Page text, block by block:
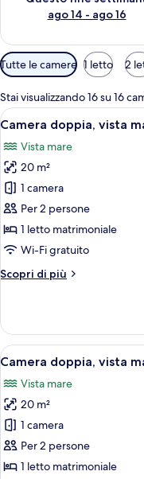
ago 14 - ago 16
Filtri
disponibili
per
le
camere
Tutte le camere 1 letto 2
Stai visualizzando 16 su 16
Apri
tutte
le
foto
per
Camera
doppia,
vista
(Perseus
7
Camera doppia, vista
Vista mare
20 m²
1 camera
Per 2 persone
1 letto matrimoniale
Wi-Fi gratuito
Scopri di più
Altri
doppia,
vista
mare
Apri
tutte
le
foto
per
Camera
doppia,
6
Camera doppia, vista
Vista mare
20 m²
1 camera
Per 2 persone
1 letto matrimoniale